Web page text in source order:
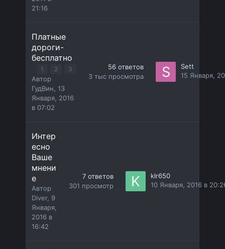
21:16
Платные
дороги-
бесплатно
1 2 3
Автор
ГудВин ,13
Января, 2016
в 07:02
56 ответов
3 тыс просмотра
Sett
15 Января,
Интер
есно
Ваше
мнени
е
Автор
Diver, 9
Января,
2016 в
16:42
7 ответов
301 просмотр
klr650
10 Января, 2016 в